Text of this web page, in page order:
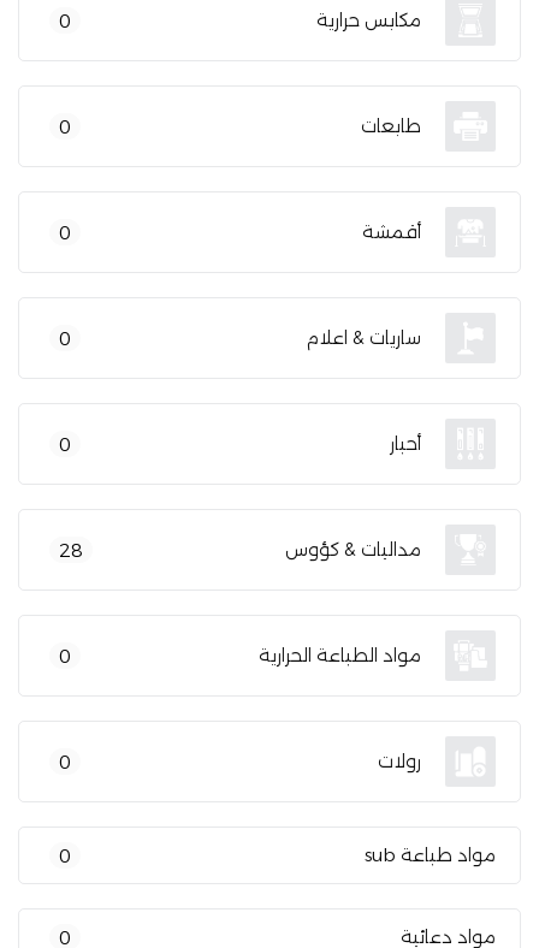
مكابس حرارية 0
طابعات 0
أقمشة 0
ساريات & اعلام 0
أحبار 0
مداليات & كؤوس 28
مواد الطباعة الحرارية 0
رولات 0
مواد طباعة sub 0
مواد دعائية 0